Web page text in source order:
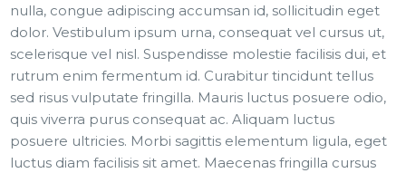
nulla, congue adipiscing accumsan id, sollicitudin eget
dolor. Vestibulum ipsum urna, consequat vel cursus ut,
scelerisque vel nisl. Suspendisse molestie facilisis dui, et
rutrum enim fermentum id. Curabitur tincidunt tellus
sed risus vulputate fringilla. Mauris luctus posuere odio,
quis viverra purus consequat ac. Aliquam luctus
posuere ultricies. Morbi sagittis elementum ligula, eget
luctus diam facilisis sit amet. Maecenas fringilla cursus